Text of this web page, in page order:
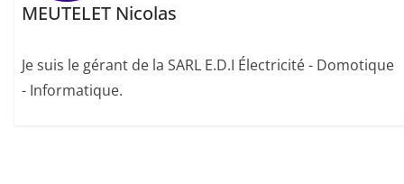
MEUTELET Nicolas
Je suis le gérant de la SARL E.D.I Électricité - Domotique
- Informatique.